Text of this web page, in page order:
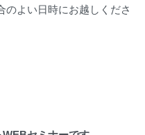
よい日時にお越しくださ